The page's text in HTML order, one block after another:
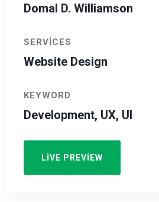
Domal D. Williamson
SERVICES
Website Design
KEYWORD
Development, UX, UI
LIVE PREVIEW